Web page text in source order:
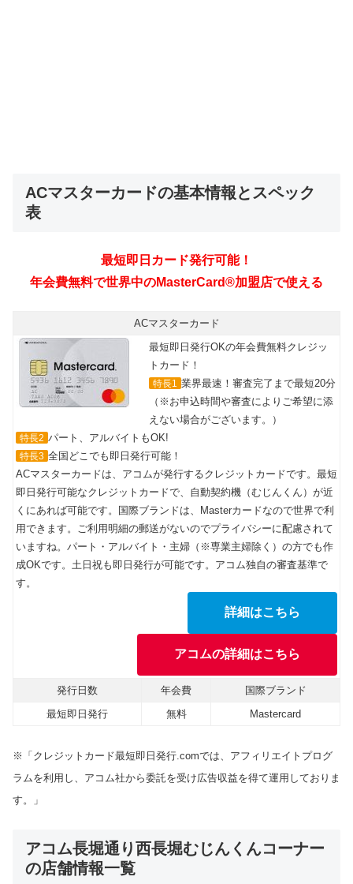
ACマスターカードの基本情報とスペック
表
最短即日カード発行可能！
年会費無料で世界中のMasterCard®加盟店で使える
ACマスターカード
最短即日発行OKの年会費無料クレジッ
トカード！
特長1 業界最速！審査完了まで最短20分
（※お申込時間や審査によりご希望に添
えない場合がございます。）
特長2 パート、アルバイトもOK!
特長3 全国どこでも即日発行可能！
ACマスターカードは、アコムが発行するクレジットカードです。最短
即日発行可能なクレジットカードで、自動契約機（むじんくん）が近
くにあれば可能です。国際ブランドは、Masterカードなので世界で利
用できます。ご利用明細の郵送がないのでプライバシーに配慮されて
いますね。パート・アルバイト・主婦（※専業主婦除く）の方でも作
成OKです。土日祝も即日発行が可能です。アコム独自の審査基準で
す。
詳細はこちら
アコムの詳細はこちら
発行日数 年会費
国際ブランド
最短即日発行
無料 Mastercard
※「クレジットカード最短即日発行.comでは、アフィリエイトプログ
ラムを利用し、アコム社から委託を受け広告収益を得て運用しておりま
す。」
アコム長堀通り西長堀むじんくんコーナー
の店舗情報一覧